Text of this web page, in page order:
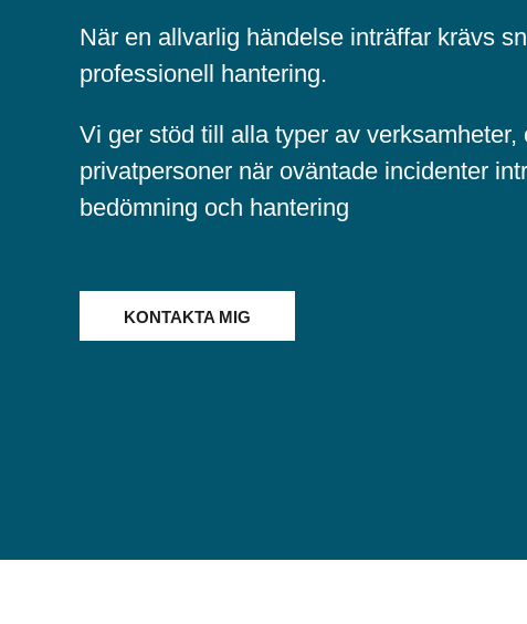
När en allvarlig händelse inträffar krävs
professionell hantering.
Vi ger stöd till alla typer av verksamheter,
privatpersoner när oväntade incidenter
bedömning och hantering
KONTAKTA MIG